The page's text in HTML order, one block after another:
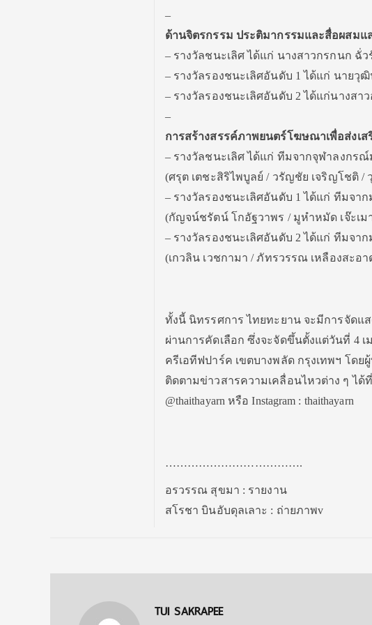
–
ด้านจิตรกรรม ประติมากรรมและสื่อผสมแ
– รางวัลชนะเลิศ ได้แก่ นางสาวกรกนก
– รางวัลรองชนะเลิศอันดับ 1 ได้แก่ นาย
– รางวัลรองชนะเลิศอันดับ 2 ได้แก่นางส
–
การสร้างสรรค์ภาพยนตร์โฆษณาเพื่อส่งเ
– รางวัลชนะเลิศ ได้แก่ ทีมจากจุฬาลงกร
(ศรุต เตชะสิริไพบูลย์ / วรัญชัย เจริญโช
– รางวัลรองชนะเลิศอันดับ 1 ได้แก่ ทีมจ
(กัญจน์ชรัตน์ โกอัฐวาพร / มูหำหมัด เจ๊ะเ
– รางวัลรองชนะเลิศอันดับ 2 ได้แก่ ทีมจา
(เกวลิน เวชกามา / ภัทรวรรณ เหลืองสะอ
ทั้งนี้ นิทรรศการ ไทยทะยาน จะมีการจัดแ
ผ่านการคัดเลือก ซึ่งจะจัดขึ้นตั้งแต่วันที่ 4
ครีเอทีฟปาร์ค เขตบางพลัด กรุงเทพฯ โด
ติดตามข่าวสารความเคลื่อนไหวต่าง ๆ ได้ที่
@thaithayarn หรือ Instagram : thaithayarn
……………………………….
อรวรรณ สุขมา : รายงาน
สโรชา บินอับดุลเลาะ : ถ่ายภาพv
TUI SAKRAPEE